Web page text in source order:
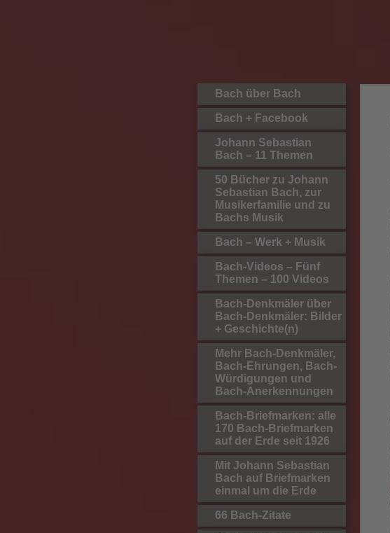
Bach über Bach
Bach + Facebook
Johann Sebastian
Bach – 11 Themen
50 Bücher zu Johann
Sebastian Bach, zur
Musikerfamilie und zu
Bachs Musik
Bach – Werk + Musik
Bach-Videos – Fünf
Themen – 100 Videos
Bach-Denkmäler über
Bach-Denkmäler: Bilder
+ Geschichte(n)
Mehr Bach-Denkmäler,
Bach-Ehrungen, Bach-
Würdigungen und
Bach-Anerkennungen
Bach-Briefmarken: alle
170 Bach-Briefmarken
auf der Erde seit 1926
Mit Johann Sebastian
Bach auf Briefmarken
einmal um die Erde
66 Bach-Zitate